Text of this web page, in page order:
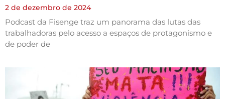
2 de dezembro de 2024
Podcast da Fisenge traz um panorama das lutas das
trabalhadoras pelo acesso a espaços de protagonismo e
de poder de